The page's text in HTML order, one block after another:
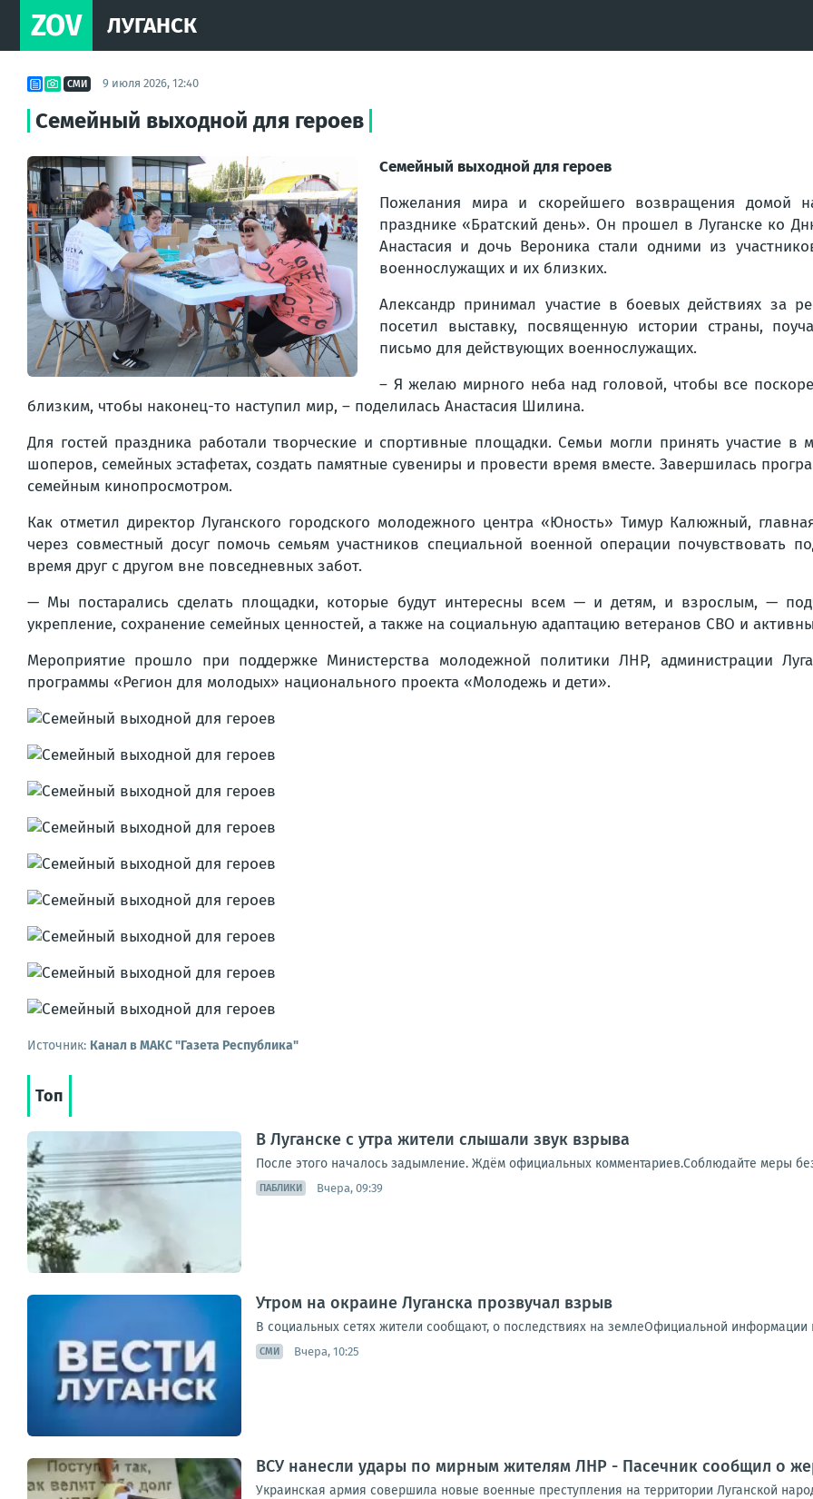
ZOV ЛУГАНСК
СМИ 9 июля 2026, 12:40
Семейный выходной для героев
Семейный выходной для героев
Пожелания мира и скорейшего возвращения домой
празднике «Братский день». Он прошел в Луганске ко
Анастасия и дочь Вероника стали одними из
военнослужащих и их близких.
Александр принимал участие в боевых действиях за
посетил выставку, посвященную истории страны,
письмо для действующих военнослужащих.
– Я желаю мирного неба над головой, чтобы все
близким, чтобы наконец-то наступил мир, – поделилась Анастасия Шилина.
Для гостей праздника работали творческие и спортивные площадки. Семьи могли принять участие в
шоперов, семейных эстафетах, создать памятные сувениры и провести время вместе. Завершилась
семейным кинопросмотром.
Как отметил директор Луганского городского молодежного центра «Юность» Тимур Калюжный,
через совместный досуг помочь семьям участников специальной военной операции почувствовать
время друг с другом вне повседневных забот.
— Мы постарались сделать площадки, которые будут интересны всем — и детям, и взрослым, —
укрепление, сохранение семейных ценностей, а также на социальную адаптацию ветеранов СВО и
Мероприятие прошло при поддержке Министерства молодежной политики ЛНР, администрации
программы «Регион для молодых» национального проекта «Молодежь и дети».
Источник: Канал в МАКС "Газета Республика"
Топ
В Луганске с утра жители слышали звук взрыва
После этого началось задымление. Ждём официальных комментариев.Соблюдайте меры
ПАБЛИКИ Вчера, 09:39
Утром на окраине Луганска прозвучал взрыв
В социальных сетях жители сообщают, о последствиях на землеОфициальной информации
СМИ Вчера, 10:25
ВСУ нанесли удары по мирным жителям ЛНР - Пасечник сообщил о
Украинская армия совершила новые военные преступления на территории Луганской